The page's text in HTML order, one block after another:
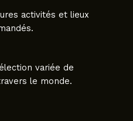
activités et lieux
variée de
le monde.